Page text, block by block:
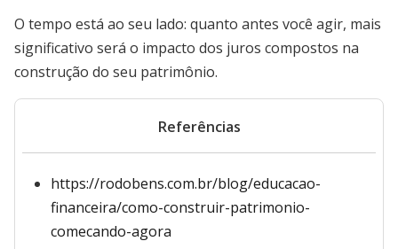
O tempo está ao seu lado: quanto antes você agir, mais
significativo será o impacto dos juros compostos na
construção do seu patrimônio.
Referências
https://rodobens.com.br/blog/educacao-
financeira/como-construir-patrimonio-
comecando-agora